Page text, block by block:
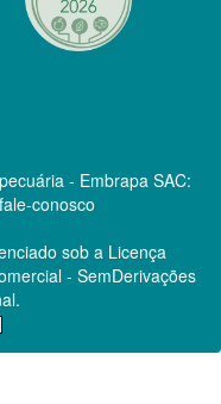
- Embrapa SAC:
conosco
sob a Licença
- SemDerivações